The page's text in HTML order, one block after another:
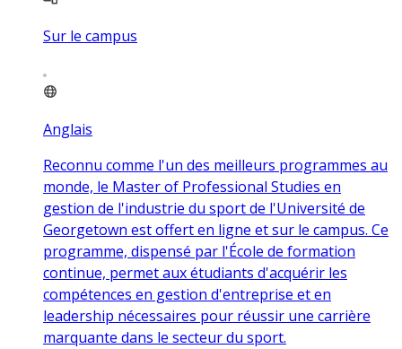
Sur le campus
Anglais
Reconnu comme l'un des meilleurs programmes au
monde, le Master of Professional Studies en
gestion de l'industrie du sport de l'Université de
Georgetown est offert en ligne et sur le campus. Ce
programme, dispensé par l'École de formation
continue, permet aux étudiants d'acquérir les
compétences en gestion d'entreprise et en
leadership nécessaires pour réussir une carrière
marquante dans le secteur du sport.